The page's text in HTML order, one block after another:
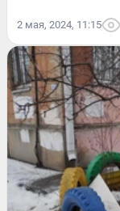
2 мая, 2024, 11:15